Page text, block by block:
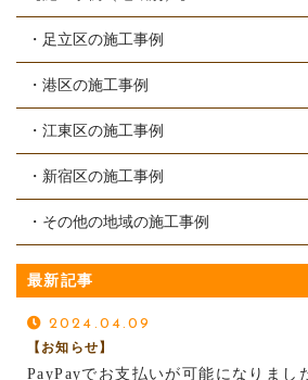
・足立区の施工事例
・港区の施工事例
・江東区の施工事例
・新宿区の施工事例
・その他の地域の施工事例
最新記事
2024.04.09
【お知らせ】
PayPayでお支払いが可能になりまし